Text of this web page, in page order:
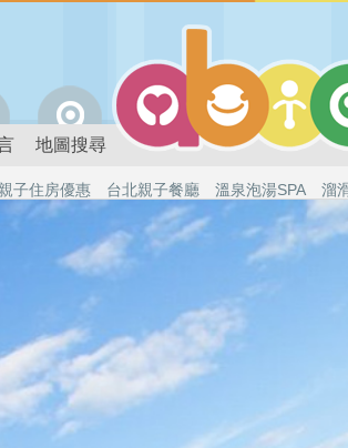
地圖搜尋
親子住房優惠 台北親子餐廳 溫泉泡湯SPA 溜